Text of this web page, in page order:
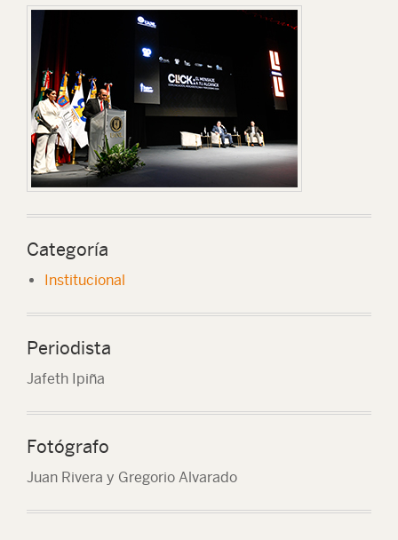
Categoría
Institucional
Periodista
Jafeth Ipiña
Fotógrafo
Juan Rivera y Gregorio Alvarado